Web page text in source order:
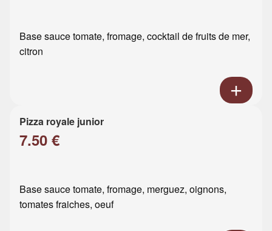
Base sauce tomate, fromage, cocktail de fruits de mer,
citron
Pizza royale junior
7.50 €
Base sauce tomate, fromage, merguez, oignons,
tomates fraiches, oeuf